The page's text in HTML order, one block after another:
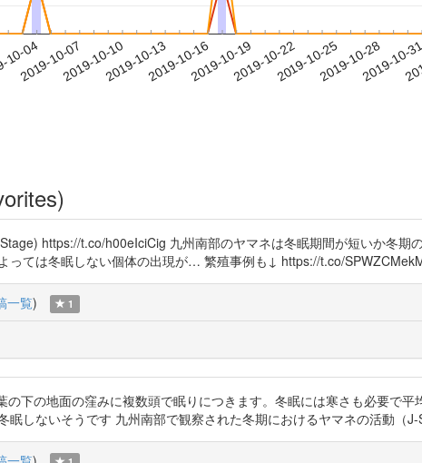
04
2019-10-072019-10-102019-10-132019-10-162019-10-192019-10-222019-10-252019-10-282019-10-
https://t.co/h00eIciCig 九州南部のヤマネは冬眠期間が短いか冬期
っては冬眠しない個体の出現が… 繁殖事例も↓ https://t.co/
一覧) 1
下の地面の窪みに複数頭で眠りにつきます。冬眠には寒さも必要で
眠しないそうです 九州南部で観察された冬期におけるヤマネの活動（